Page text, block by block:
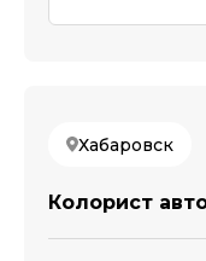
Хабаровск
Колорист